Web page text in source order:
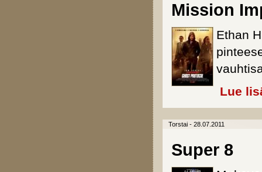
Mission
Ethan
Lue
Torstai - 28.07.2011
Super 8